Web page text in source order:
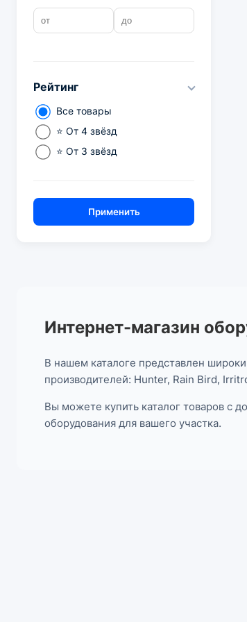
Рейтинг
Все товары
⭐ От 4 звёзд
⭐ От 3 звёзд
Применить
Интернет-магазин
В нашем каталоге представлен
производителей: Hunter, Rain Bird,
Вы можете купить каталог товаров с
оборудования для вашего участка.